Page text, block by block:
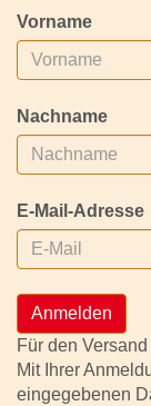
Vorname
Nachname
E-Mail-Adresse
Anmelden
Für den
Mit Ihrer
eingegebenen